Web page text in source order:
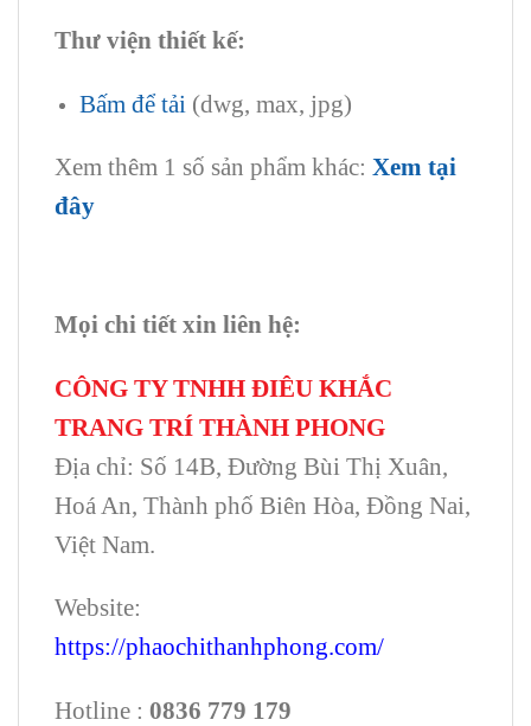
Thư viện thiết kế:
Bấm để tải (dwg, max, jpg)
Xem thêm 1 số sản phẩm khác: Xem tại
đây
Mọi chi tiết xin liên hệ:
CÔNG TY TNHH ĐIÊU KHẮC
TRANG TRÍ THÀNH PHONG
Địa chỉ: Số 14B, Đường Bùi Thị Xuân,
Hoá An, Thành phố Biên Hòa, Đồng Nai,
Việt Nam.
Website:
https://phaochithanhphong.com/
Hotline : 0836 779 179